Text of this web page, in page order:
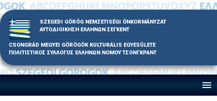
Skip
to
content
SZEGEDI GÖRÖG NEMZETISÉGI ÖNKORMÁNYZAT
ΑΥΤΟΔΙΟΙΚΗΣΗ ΕΛΛΗΝΩΝ ΣΕΓΚΕΝΤ
CSONGRÁD MEGYEI GÖRÖGÖK KULTURÁLIS EGYESÜLETE
ΠΟΛΙΤΙΣΤΙΚΟΣ ΣΥΛΛΟΓΟΣ ΕΛΛΗΝΩΝ ΝΟΜΟΥ ΤΣΟΝΓΚΡΑΝΤ